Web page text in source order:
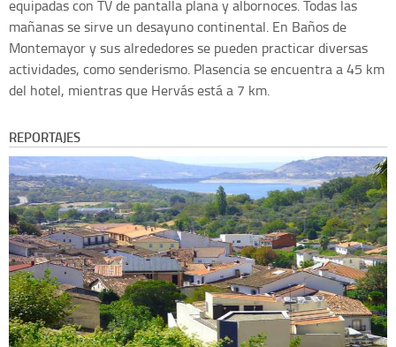
equipadas con TV de pantalla plana y albornoces. Todas las
mañanas se sirve un desayuno continental. En Baños de
Montemayor y sus alrededores se pueden practicar diversas
actividades, como senderismo. Plasencia se encuentra a 45 km
del hotel, mientras que Hervás está a 7 km.
REPORTAJES